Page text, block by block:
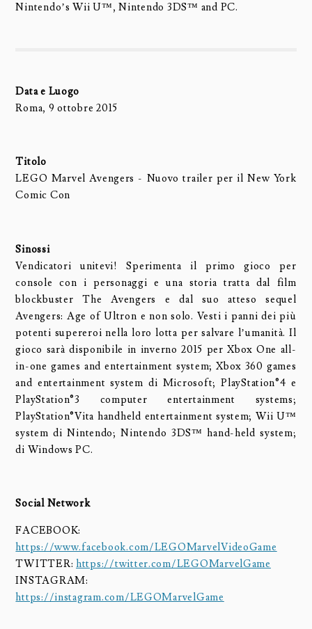
Nintendo’s Wii U™, Nintendo 3DS™ and PC.
Data e Luogo
Roma, 9 ottobre 2015
Titolo
LEGO Marvel Avengers - Nuovo trailer per il New York
Comic Con
Sinossi
Vendicatori unitevi! Sperimenta il primo gioco per
console con i personaggi e una storia tratta dal film
blockbuster The Avengers e dal suo atteso sequel
Avengers: Age of Ultron e non solo. Vesti i panni dei più
potenti supereroi nella loro lotta per salvare l’umanità. Il
gioco sarà disponibile in inverno 2015 per Xbox One all-
in-one games and entertainment system; Xbox 360 games
and entertainment system di Microsoft; PlayStation®4 e
PlayStation®3 computer entertainment systems;
PlayStation®Vita handheld entertainment system; Wii U™
system di Nintendo; Nintendo 3DS™ hand-held system;
di Windows PC.
Social Network
FACEBOOK:
https://www.facebook.com/LEGOMarvelVideoGame
TWITTER:https://twitter.com/LEGOMarvelGame
INSTAGRAM:
https://instagram.com/LEGOMarvelGame